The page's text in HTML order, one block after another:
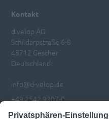
Kontakt
d.velop AG
Schildarpstraße 6-8
48712 Gescher
Deutschland
info@d-velop.de
+49 2542 9307-0